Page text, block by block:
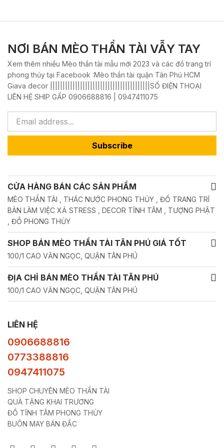
NƠI BÁN MÈO THẦN TÀI VẪY TAY
Xem thêm nhiều Mèo thần tài mẫu mới 2023 và các đồ trang trí
phong thủy tại Facebook :Mèo thần tài quận Tân Phú HCM
Giava decor ||||||||||||||||||||||||||||||||||||||||SỐ ĐIỆN THOẠI
LIÊN HỆ SHIP GẤP 0906688816 | 0947411075
Subscribe
CỬA HÀNG BÁN CÁC SẢN PHẨM
MÈO THẦN TÀI , THÁC NƯỚC PHONG THỦY , ĐỒ TRANG TRÍ
BÀN LÀM VIỆC XẢ STRESS , DECOR TĨNH TÂM , TƯỢNG PHẬT
, ĐỒ PHONG THỦY
SHOP BÁN MÈO THẦN TÀI TÂN PHÚ GIÁ TỐT
100/1 CAO VĂN NGỌC, QUẬN TÂN PHÚ
ĐỊA CHỈ BÁN MÈO THẦN TÀI TÂN PHÚ
100/1 CAO VĂN NGỌC, QUẬN TÂN PHÚ
LIÊN HỆ
0906688816
0773388816
0947411075
SHOP CHUYÊN MÈO THẦN TÀI
QUÀ TẶNG KHAI TRƯƠNG
ĐỒ TĨNH TÂM PHONG THỦY
BUÔN MAY BÁN ĐẮC